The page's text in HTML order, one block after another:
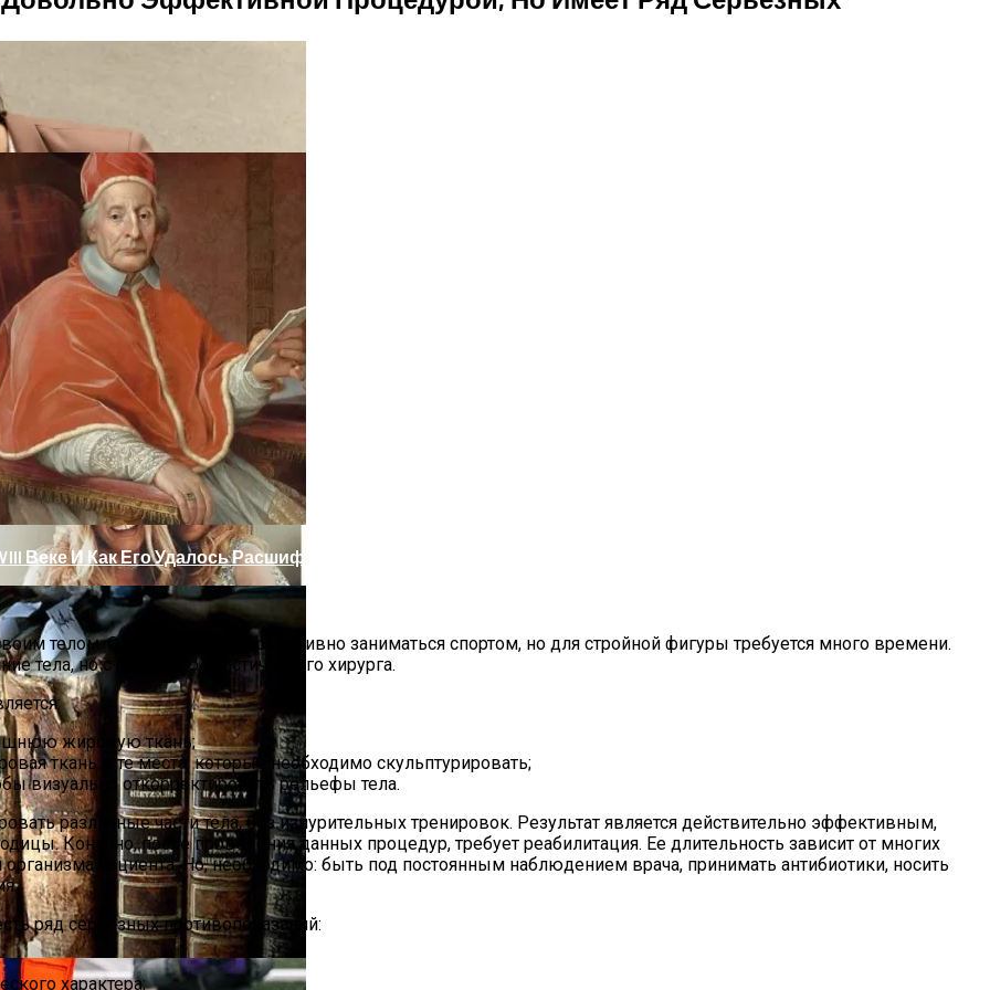
Вас Стильной, Но И Притянут Деньги И Удачу
Успех В 2026 Году По Знаку Зодиака
Веке И Как Его Удалось Расшифровать
телом. Одни предпочитают активно заниматься спортом, но для стройной фигуры требуется много времени.
тела, но с помощью пластического хирурга.
жировую ткань;
ткань в те места, которые необходимо скульптурировать;
визуально откорректировать рельефы тела.
различные части тела, без изнурительных тренировок. Результат является действительно эффективным,
Конечно, после проведения данных процедур, требует реабилитация. Ее длительность зависит от многих
пациента. Но, необходимо: быть под постоянным наблюдением врача, принимать антибиотики, носить
ряд серьезных противопоказаний:
характера;